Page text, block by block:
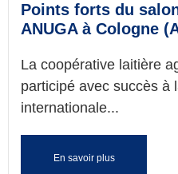
Points forts du
ANUGA à Cologne
La coopérative laitière
participé avec succès à
internationale...
En savoir plus